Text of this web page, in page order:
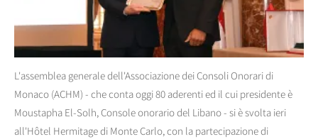
L'assemblea generale dell'Associazione dei Consoli Onorari di
Monaco (ACHM) - che conta oggi 80 aderenti ed il cui presidente è
Moustapha El-Solh, Console onorario del Libano - si è svolta ieri
all'Hôtel Hermitage di Monte Carlo, con la partecipazione di